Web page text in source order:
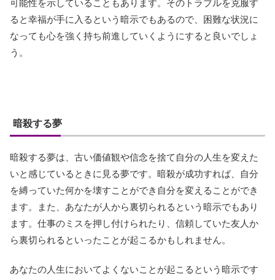
可能性を示していることもあります。そのトラブルを克服す
ると幸福が手に入るという暗示でもあるので、困難な状況に
なっても心を強く持ち前進していくようにすると良いでしょ
う。
暗殺する夢
暗殺する夢は、古い価値観や信念を捨て自分の人生を変えた
いと感じているときに見る夢です。暗殺が成功すれば、自分
を縛っていた何かを壊すことができ自分を変えることができ
ます。また、あなたが人から裏切られるという暗示でもあり
ます。仕事のミスを押し付けられたり、信頼していた友人か
ら裏切られるといったことが起こるかもしれません。
あなたの人生においてよくないことが起こるという暗示です